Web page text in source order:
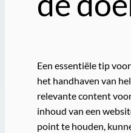
Een essentiële tip
het handhaven van
relevante content
inhoud van een
point te houden,